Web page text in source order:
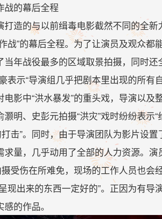
的幕后全程
的与以前缉毒电影截然不同的全新
战”的幕后全程。为了让演员及观众都
年战役最多的区域取景拍摄，同时还
表示“导演组几乎把剧本里出现的所有
影中“洪水暴发”的重头戏，导演以及
明、史彭元拍摄“洪灾”戏时纷纷表示
击”。同时，由于导演团队为影片设
量，几乎动用了全部的人力资源。演
受伤在所难免，现场的工作人员也会
现出来的东西一定好的”。正因为有导
的作品。